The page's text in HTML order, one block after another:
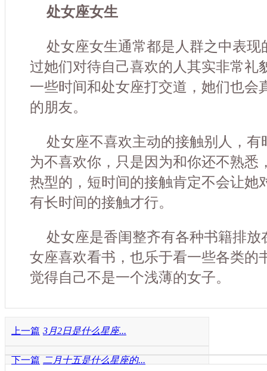
处女座女生
处女座女生通常都是人群之中表现
过她们对待自己喜欢的人其实非常礼
一些时间和处女座打交道，她们也会
的朋友。
处女座不喜欢主动的接触别人，有
为不喜欢你，只是因为和你还不熟悉
热型的，短时间的接触肯定不会让她
有长时间的接触才行。
处女座是香闺整齐有各种书籍排放
女座喜欢看书，也乐于看一些各类的
觉得自己不是一个浅薄的女子。
上一篇 3月2日是什么星座...
下一篇 二月十五是什么星座的...